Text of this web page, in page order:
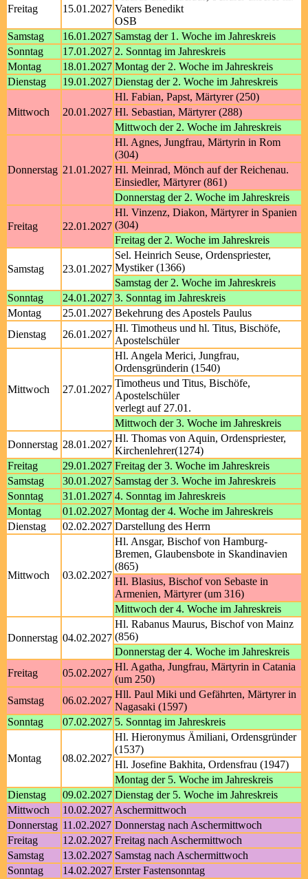
Freitag 15.01.2027 Vaters Benedikt
OSB
Samstag
16.01.2027 Samstag der 1. Woche im Jahreskreis
Sonntag
17.01.2027 2. Sonntag im Jahreskreis
Montag
18.01.2027 Montag der 2. Woche im Jahreskreis
Dienstag
19.01.2027 Dienstag der 2. Woche im Jahreskreis
Mittwoch 20.01.2027
Hl. Fabian, Papst, Märtyrer (250)
Hl. Sebastian, Märtyrer (288)
Mittwoch der 2. Woche im Jahreskreis
Donnerstag 21.01.2027
Hl. Agnes, Jungfrau, Märtyrin in Rom
(304)
Hl. Meinrad, Mönch auf der Reichenau.
Einsiedler, Märtyrer (861)
Donnerstag der 2. Woche im Jahreskreis
Freitag 22.01.2027
Hl. Vinzenz, Diakon, Märtyrer in Spanien
(304)
Freitag der 2. Woche im Jahreskreis
Samstag 23.01.2027
Sel. Heinrich Seuse, Ordenspriester,
Mystiker (1366)
Samstag der 2. Woche im Jahreskreis
Sonntag
24.01.2027 3. Sonntag im Jahreskreis
Montag
25.01.2027 Bekehrung des Apostels Paulus
Dienstag
26.01.2027
Hl. Timotheus und hl. Titus, Bischöfe,
Apostelschüler
Mittwoch 27.01.2027
Hl. Angela Merici, Jungfrau,
Ordensgründerin (1540)
Timotheus und Titus, Bischöfe,
Apostelschüler
verlegt auf 27.01.
Mittwoch der 3. Woche im Jahreskreis
Donnerstag 28.01.2027
Hl. Thomas von Aquin, Ordenspriester,
Kirchenlehrer(1274)
Freitag
29.01.2027 Freitag der 3. Woche im Jahreskreis
Samstag
30.01.2027 Samstag der 3. Woche im Jahreskreis
Sonntag
31.01.2027 4. Sonntag im Jahreskreis
Montag
01.02.2027 Montag der 4. Woche im Jahreskreis
Dienstag
02.02.2027 Darstellung des Herrn
Mittwoch 03.02.2027
Hl. Ansgar, Bischof von Hamburg-
Bremen, Glaubensbote in Skandinavien
(865)
Hl. Blasius, Bischof von Sebaste in
Armenien, Märtyrer (um 316)
Mittwoch der 4. Woche im Jahreskreis
Donnerstag 04.02.2027
Hl. Rabanus Maurus, Bischof von Mainz
(856)
Donnerstag der 4. Woche im Jahreskreis
Freitag
05.02.2027
Hl. Agatha, Jungfrau, Märtyrin in Catania
(um 250)
Samstag
06.02.2027
Hll. Paul Miki und Gefährten, Märtyrer in
Nagasaki (1597)
Sonntag
07.02.2027 5. Sonntag im Jahreskreis
Montag 08.02.2027
Hl. Hieronymus Ämiliani, Ordensgründer
(1537)
Hl. Josefine Bakhita, Ordensfrau (1947)
Montag der 5. Woche im Jahreskreis
Dienstag
09.02.2027 Dienstag der 5. Woche im Jahreskreis
Mittwoch
10.02.2027 Aschermittwoch
Donnerstag 11.02.2027 Donnerstag nach Aschermittwoch
Freitag
12.02.2027 Freitag nach Aschermittwoch
Samstag
13.02.2027 Samstag nach Aschermittwoch
Sonntag
14.02.2027 Erster Fastensonntag